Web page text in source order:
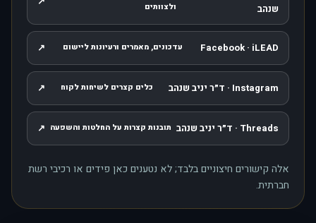
שנהב
ולצוותים
, נפתח בחלון חדש
Facebook · iLEAD עדכונים, מאמרים ורעיונות ליישום ↗ , נפתח בחלון חדש
Instagram · ד״ר יניב שנהב כלים קצרים לשיחות לקוח ↗ , נפתח בחלון חדש
Threads · ד״ר יניב שנהב תובנות קצרות על החלטות והשפעה ↗ , נפתח בחלון חדש
אלה קישורים חיצוניים בלבד; לא נטענים כאן פידים או רכיבי רשת
חברתית.